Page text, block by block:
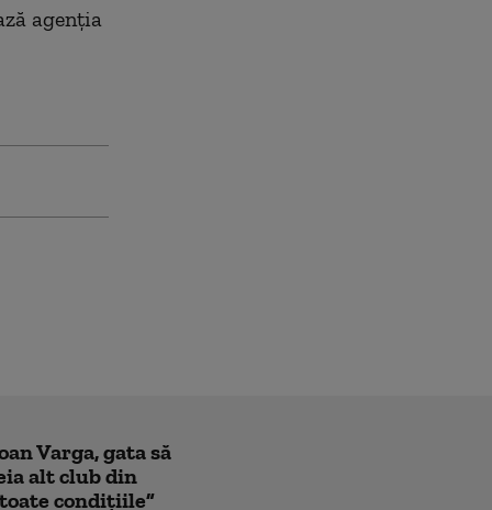
agenția
Varga, gata să
alt club din
condițiile”